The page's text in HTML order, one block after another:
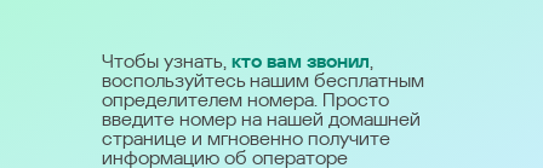
Чтобы узнать, кто вам звонил,
воспользуйтесь нашим бесплатным
определителем номера. Просто
введите номер на нашей домашней
странице и мгновенно получите
информацию об операторе